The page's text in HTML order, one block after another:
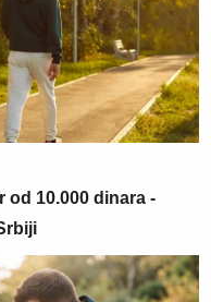
od 10.000 dinara -